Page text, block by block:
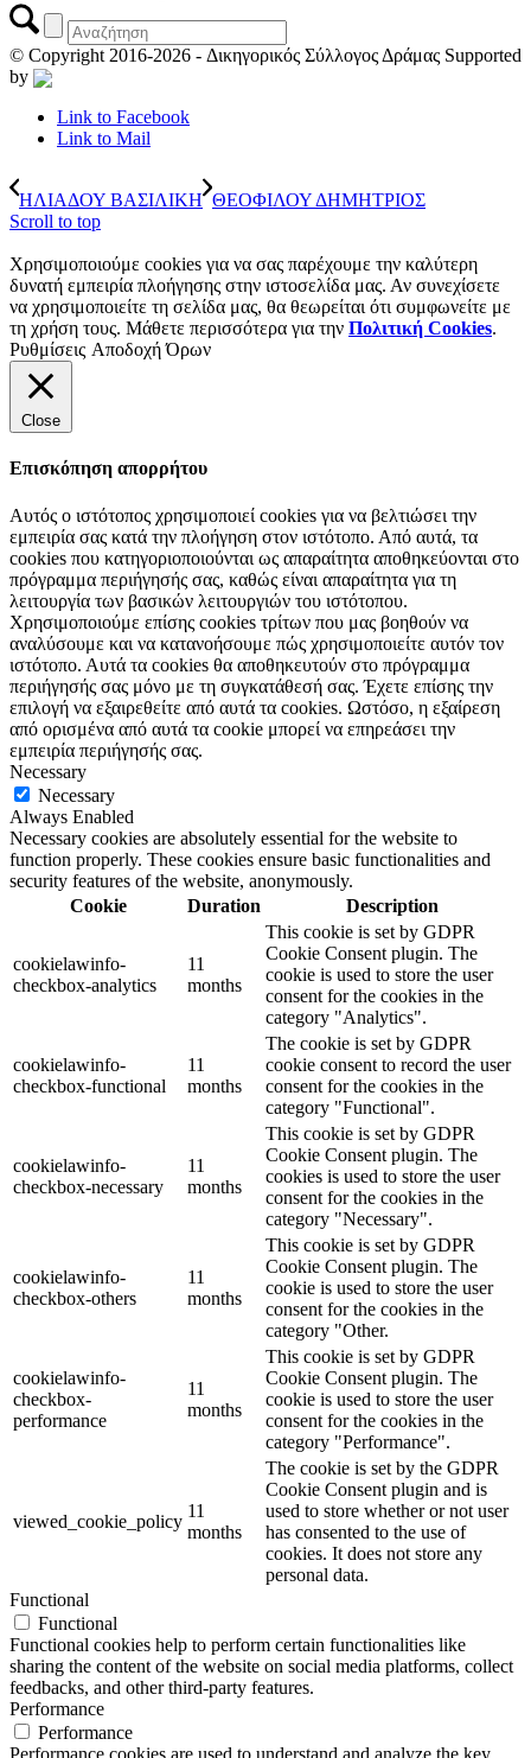
© Copyright 2016-2026 - Δικηγορικός Σύλλογος Δράμας Supported
by
Link to Facebook
Link to Mail
ΗΛΙΑΔΟΥ ΒΑΣΙΛΙΚΗ ΘΕΟΦΙΛΟΥ ΔΗΜΗΤΡΙΟΣ
Scroll to top
Χρησιμοποιούμε cookies για να σας παρέχουμε την καλύτερη
δυνατή εμπειρία πλοήγησης στην ιστοσελίδα μας. Αν συνεχίσετε
να χρησιμοποιείτε τη σελίδα μας, θα θεωρείται ότι συμφωνείτε με
τη χρήση τους. Μάθετε περισσότερα για την Πολιτική Cookies.
Ρυθμίσεις Αποδοχή Όρων
Close
Επισκόπηση απορρήτου
Αυτός ο ιστότοπος χρησιμοποιεί cookies για να βελτιώσει την
εμπειρία σας κατά την πλοήγηση στον ιστότοπο. Από αυτά, τα
cookies που κατηγοριοποιούνται ως απαραίτητα αποθηκεύονται στο
πρόγραμμα περιήγησής σας, καθώς είναι απαραίτητα για τη
λειτουργία των βασικών λειτουργιών του ιστότοπου.
Χρησιμοποιούμε επίσης cookies τρίτων που μας βοηθούν να
αναλύσουμε και να κατανοήσουμε πώς χρησιμοποιείτε αυτόν τον
ιστότοπο. Αυτά τα cookies θα αποθηκευτούν στο πρόγραμμα
περιήγησής σας μόνο με τη συγκατάθεσή σας. Έχετε επίσης την
επιλογή να εξαιρεθείτε από αυτά τα cookies. Ωστόσο, η εξαίρεση
από ορισμένα από αυτά τα cookie μπορεί να επηρεάσει την
εμπειρία περιήγησής σας.
Necessary
Necessary
Always Enabled
Necessary cookies are absolutely essential for the website to
function properly. These cookies ensure basic functionalities and
security features of the website, anonymously.
Cookie
Duration Description
cookielawinfo-
checkbox-analytics
11
months
This cookie is set by GDPR
Cookie Consent plugin. The
cookie is used to store the user
consent for the cookies in the
category "Analytics".
cookielawinfo-
checkbox-functional
11
months
The cookie is set by GDPR
cookie consent to record the user
consent for the cookies in the
category "Functional".
cookielawinfo-
checkbox-necessary
11
months
This cookie is set by GDPR
Cookie Consent plugin. The
cookies is used to store the user
consent for the cookies in the
category "Necessary".
cookielawinfo-
checkbox-others
11
months
This cookie is set by GDPR
Cookie Consent plugin. The
cookie is used to store the user
consent for the cookies in the
category "Other.
cookielawinfo-
checkbox-
performance
11
months
This cookie is set by GDPR
Cookie Consent plugin. The
cookie is used to store the user
consent for the cookies in the
category "Performance".
viewed_cookie_policy
11
months
The cookie is set by the GDPR
Cookie Consent plugin and is
used to store whether or not user
has consented to the use of
cookies. It does not store any
personal data.
Functional
Functional
Functional cookies help to perform certain functionalities like
sharing the content of the website on social media platforms, collect
feedbacks, and other third-party features.
Performance
Performance
Performance cookies are used to understand and analyze the key